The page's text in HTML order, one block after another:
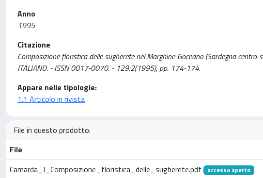
Anno
1995
Citazione
Composizione floristica delle sugherete nel Marghine-Goceano (Sardegna
ITALIANO. - ISSN 0017-0070. - 129:2(1995), pp. 174-174.
Appare nelle tipologie:
1.1 Articolo in rivista
File in questo prodotto:
File
Camarda_I_Composizione_floristica_delle_sugherete.pdf
accesso aperto